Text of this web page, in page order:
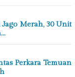
Merah, 30 Unit
Perkara Temuan